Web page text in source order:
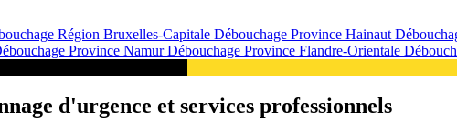
Région Bruxelles-Capitale Débouchage Province Hainaut
Province NamurDébouchage Province Flandre-Orientale
d'urgence et services professionnels